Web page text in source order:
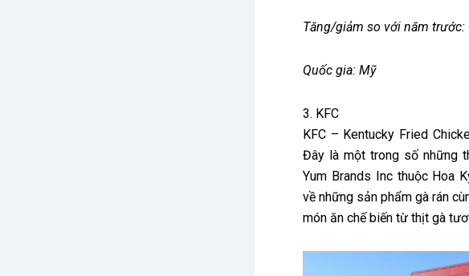
Tăng/giảm so với năm trước:
Quốc gia: Mỹ
3. KFC
KFC – Kentucky Fried
Đây là một trong số những
Yum Brands Inc thuộc Hoa
về những sản phẩm gà rán
món ăn chế biến từ thịt gà